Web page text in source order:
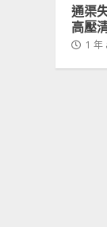
通渠
高壓
1 年